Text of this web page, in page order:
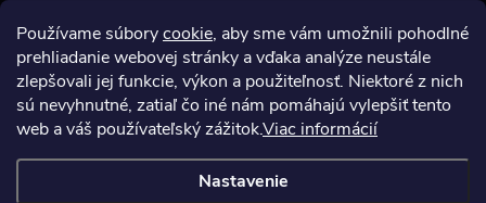
Používame súborycookie, aby sme vám umožnili pohodlné
prehliadanie webovej stránky a vďaka analýze neustále
zlepšovali jej funkcie, výkon a použiteľnosť. Niektoré z nich
sú nevyhnutné, zatiaľ čo iné nám pomáhajú vylepšiť tento
web a váš používateľský zážitok.Viac informácií
Nastavenie
Prijímame online platby